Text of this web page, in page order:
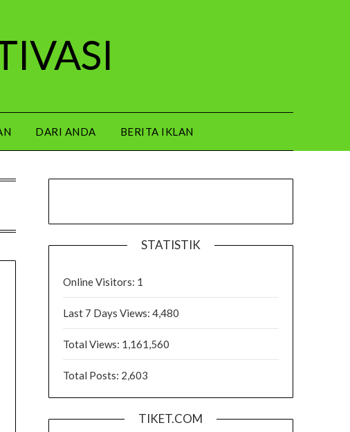
DARI ANDA BERITA IKLAN
STATISTIK
Online Visitors: 1
Last 7 Days Views: 4,480
Total Views: 1,161,560
Total Posts: 2,603
TIKET.COM